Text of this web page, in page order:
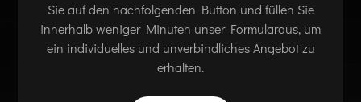
Sie auf den nachfolgenden Button und füllen Sie
innerhalb weniger Minuten unser Formularaus, um
ein individuelles und unverbindliches Angebot zu
erhalten.